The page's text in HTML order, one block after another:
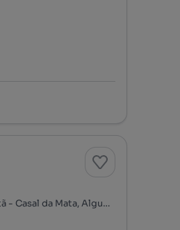
Rua da Barrosa - Barrosa, Algueirão-Velho - Baratã - Casal da Mata, Algueirão-Mem Martins, Sintra, Lisboa